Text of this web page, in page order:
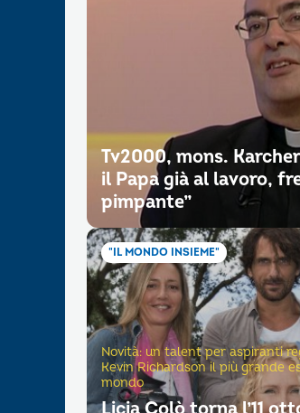
Tv2000, mons.
il Papa già al lavoro,
pimpante”
"IL MONDO INSIEME"
Novità: un talent per aspiranti
Kevin Richardson il più grande
mondo